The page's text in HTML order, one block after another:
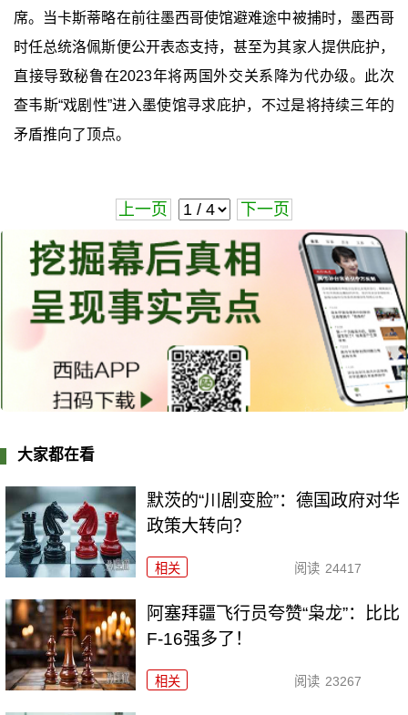
席。当卡斯蒂略在前往墨西哥使馆避难途中被捕时，墨西哥
时任总统洛佩斯便公开表态支持，甚至为其家人提供庇护，
直接导致秘鲁在2023年将两国外交关系降为代办级。此次
查韦斯“戏剧性”进入墨使馆寻求庇护，不过是将持续三年的
矛盾推向了顶点。
上一页 下一页
大家都在看
默茨的“川剧变脸”：德国政府对华
政策大转向？
相关 阅读 24417
阿塞拜疆飞行员夸赞“枭龙”：比比
F-16强多了！
相关 阅读 23267